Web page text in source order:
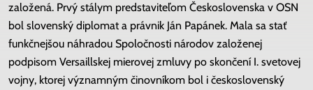
založená. Prvý stálym predstaviteľom Československa v OSN
bol slovenský diplomat a právnik Ján Papánek. Mala sa stať
funkčnejšou náhradou Spoločnosti národov založenej
podpisom Versaillskej mierovej zmluvy po skončení I. svetovej
vojny, ktorej významným činovníkom bol i československý